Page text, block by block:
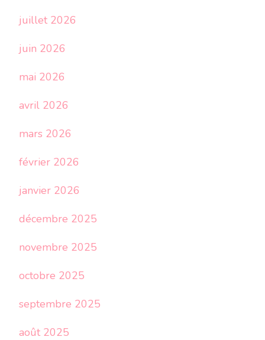
juillet 2026
juin 2026
mai 2026
avril 2026
mars 2026
février 2026
janvier 2026
décembre 2025
novembre 2025
octobre 2025
septembre 2025
août 2025